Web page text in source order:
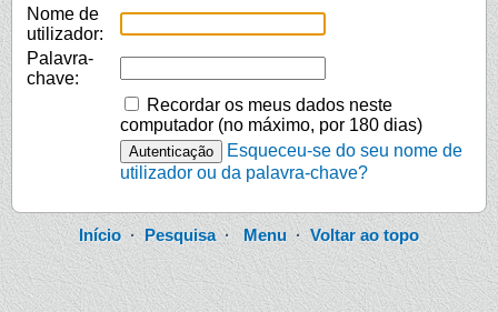
Nome de
utilizador:
Palavra-
chave:
Recordar os meus dados neste
computador (no máximo, por 180 dias)
Esqueceu-se do seu nome de
utilizador ou da palavra-chave?
Início· Pesquisa·Menu ·Voltar ao topo